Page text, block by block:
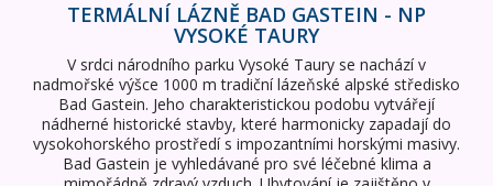
TERMÁLNÍ LÁZNĚ BAD GASTEIN - NP
VYSOKÉ TAURY
V srdci národního parku Vysoké Taury se nachází v
nadmořské výšce 1000 m tradiční lázeňské alpské středisko
Bad Gastein. Jeho charakteristickou podobu vytvářejí
nádherné historické stavby, které harmonicky zapadají do
vysokohorského prostředí s impozantními horskými masivy.
Bad Gastein je vyhledávané pro své léčebné klima a